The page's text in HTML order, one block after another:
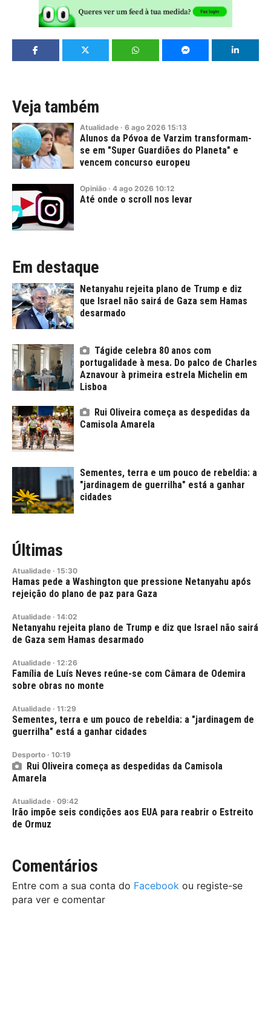
Veja também
Atualidade · 6 ago 2026 15:13
Alunos da Póvoa de Varzim transformam-
se em "Super Guardiões do Planeta" e
vencem concurso europeu
Opinião · 4 ago 2026 10:12
Até onde o scroll nos levar
Em destaque
Netanyahu rejeita plano de Trump e diz
que Israel não sairá de Gaza sem Hamas
desarmado
Tágide celebra 80 anos com
portugalidade à mesa. Do palco de Charles
Aznavour à primeira estrela Michelin em
Lisboa
Rui Oliveira começa as despedidas da
Camisola Amarela
Sementes, terra e um pouco de rebeldia: a
"jardinagem de guerrilha" está a ganhar
cidades
Últimas
Atualidade · 15:30
Hamas pede a Washington que pressione Netanyahu após
rejeição do plano de paz para Gaza
Atualidade · 14:02
Netanyahu rejeita plano de Trump e diz que Israel não sairá
de Gaza sem Hamas desarmado
Atualidade · 12:26
Família de Luís Neves reúne-se com Câmara de Odemira
sobre obras no monte
Atualidade · 11:29
Sementes, terra e um pouco de rebeldia: a "jardinagem de
guerrilha" está a ganhar cidades
Desporto · 10:19
Rui Oliveira começa as despedidas da Camisola
Amarela
Atualidade · 09:42
Irão impõe seis condições aos EUA para reabrir o Estreito
de Ormuz
Comentários
Entre com a sua conta do Facebook ou registe-se
para ver e comentar